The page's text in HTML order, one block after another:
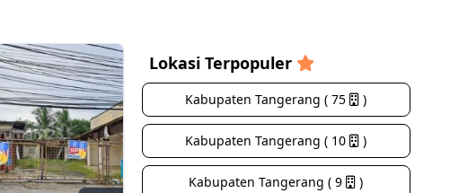
Lokasi Terpopuler
Kabupaten Tangerang ( 75 )
Kabupaten Tangerang ( 10 )
Kabupaten Tangerang ( 9 )